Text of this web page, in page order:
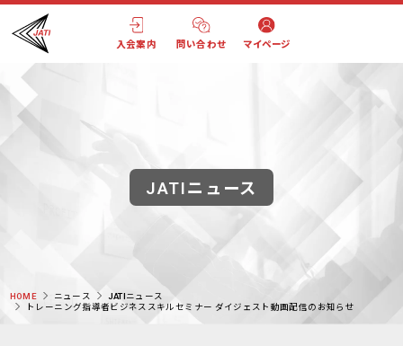
入会案内 問い合わせ マイページ
JATIニュース
HOME ニュース
JATIニュース
トレーニング指導者ビジネススキルセミナー ダイジェスト動画配信のお知らせ